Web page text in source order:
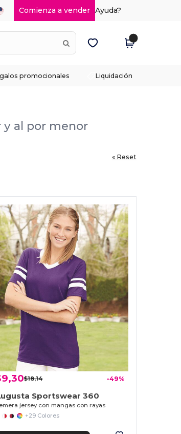
Comienza a vender Ayuda?
promocionales Liquidación
y al por menor
« Reset
$18,14 -49%
Sportswear 360
jersey con mangas con rayas
+29 Colores